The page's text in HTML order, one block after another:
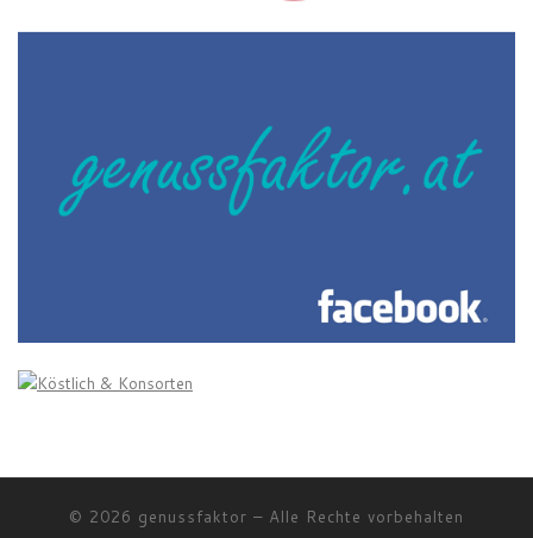
© 2026 genussfaktor – Alle Rechte vorbehalten